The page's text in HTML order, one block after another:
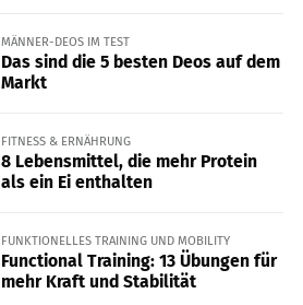
MÄNNER-DEOS IM TEST
Das sind die 5 besten Deos auf dem
Markt
FITNESS & ERNÄHRUNG
8 Lebensmittel, die mehr Protein
als ein Ei enthalten
FUNKTIONELLES TRAINING UND MOBILITY
Functional Training: 13 Übungen für
mehr Kraft und Stabilität